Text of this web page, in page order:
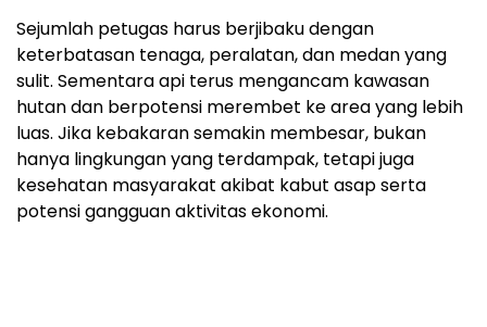
Sejumlah petugas harus berjibaku dengan
keterbatasan tenaga, peralatan, dan medan yang
sulit. Sementara api terus mengancam kawasan
hutan dan berpotensi merembet ke area yang lebih
luas. Jika kebakaran semakin membesar, bukan
hanya lingkungan yang terdampak, tetapi juga
kesehatan masyarakat akibat kabut asap serta
potensi gangguan aktivitas ekonomi.